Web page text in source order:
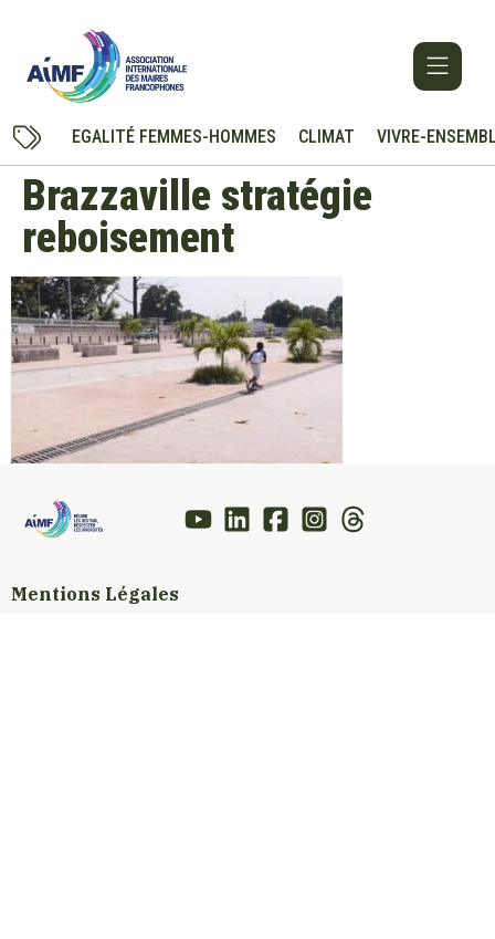
EGALITÉ FEMMES-HOMMES CLIMAT VIVRE-
Brazzaville stratégie
reboisement
Mentions Légales